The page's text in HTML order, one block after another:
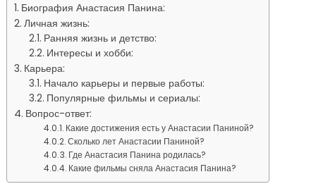
Биография Анастасия Панина:
Личная жизнь:
Ранняя жизнь и детство:
Интересы и хобби:
Карьера:
Начало карьеры и первые работы:
Популярные фильмы и сериалы:
Вопрос-ответ:
Какие достижения есть у Анастасии Паниной?
Сколько лет Анастасии Паниной?
Где Анастасия Панина родилась?
Какие фильмы сняла Анастасия Панина?